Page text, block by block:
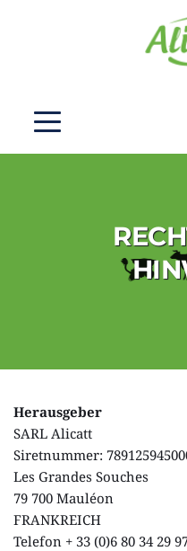
Herausgeber
SARL Alicatt
Siretnummer:
Les Grandes Souches
79 700 Mauléon
FRANKREICH
Telefon + 33 (0)6 80 34 29